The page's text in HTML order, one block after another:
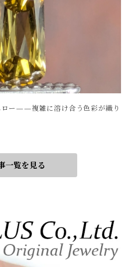
ロー——複雑に溶け合う色彩が織り
一覧を見る